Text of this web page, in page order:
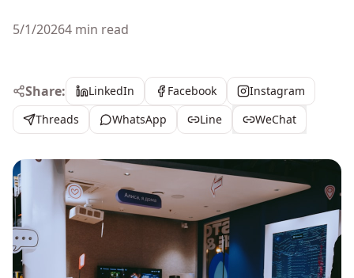
5/1/20264 min read
Share: LinkedIn Facebook
Instagram
Threads
WhatsApp Line WeChat